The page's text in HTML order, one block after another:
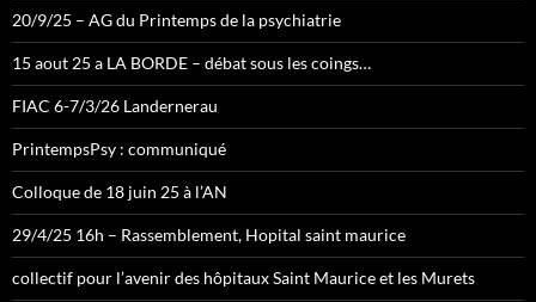
20/9/25 – AG du Printemps de la psychiatrie
15 aout 25 a LA BORDE – débat sous les coings…
FIAC 6-7/3/26 Landernerau
PrintempsPsy : communiqué
Colloque de 18 juin 25 à l’AN
29/4/25 16h – Rassemblement, Hopital saint maurice
collectif pour l’avenir des hôpitaux Saint Maurice et les Murets